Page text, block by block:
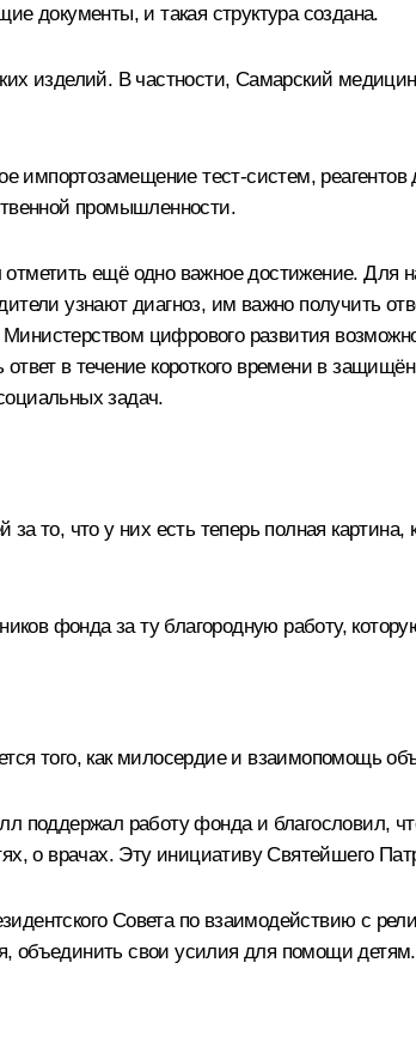
документы, и такая структура создана.
изделий. В частности, Самарский
импортозамещение тест-систем, реагентов
промышленности.
ещё одно важное достижение. Для
узнают диагноз, им важно получить
цифрового развития
в течение короткого времени в
задач.
то, что у них есть теперь полная картина,
фонда за ту благородную работу,
того, как милосердие и взаимопомощь
работу фонда и благословил,
о врачах. Эту инициативу Святейшего
Совета по взаимодействию с
свои усилия для помощи